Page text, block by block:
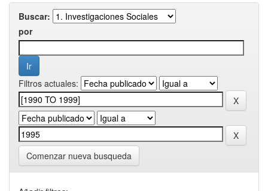
Buscar:
por
Filtros actuales:
Comenzar nueva busqueda